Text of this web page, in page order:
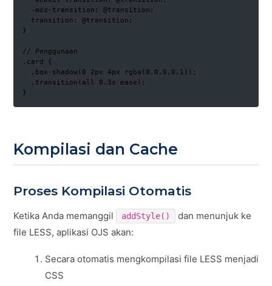
  -moz-transition: @transition;
  transition: @transition;
}
// Penggunaan
.card {
  .box-shadow(0 2px 4px rgba(0,0,0,0.1));
  .transition(all 0.3s ease);
}
Kompilasi dan Cache
Proses Kompilasi Otomatis
Ketika Anda memanggil addStyle()
dan menunjuk ke
file LESS, aplikasi OJS akan:
Secara otomatis mengkompilasi file LESS menjadi
CSS